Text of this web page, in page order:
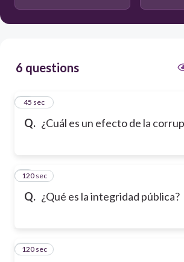
6 questions
Q. ¿Cuál es un efecto de la
1
45 sec
Q. ¿Qué es la integridad pública?
2
120 sec
3
120 sec